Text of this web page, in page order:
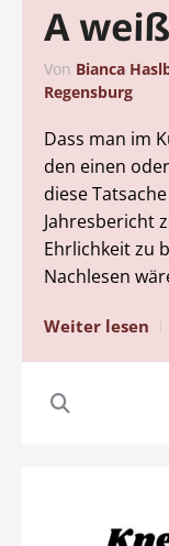
A
Von Bianca
Regensburg
Dass man im
den einen
diese
Jahresbericht
Ehrlichkeit zu
Nachlesen
Weiter lesen